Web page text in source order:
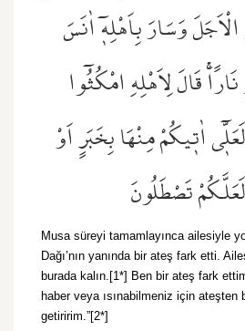
وَسَارَ بِاَهْلِه۪ٓ اٰنَسَ
قَالَ لِاَهْلِهِ امْكُثُٓوا
اٰت۪يكُمْ مِنْهَا بِخَبَرٍ اَوْ
تَصْطَلُونَ
Musa süreyi tamamlayınca ailesiyle
Dağı’nın yanında bir ateş fark etti.
burada kalın.[1*] Ben bir ateş fark
haber veya ısınabilmeniz için ateşten
getiririm.”[2*]